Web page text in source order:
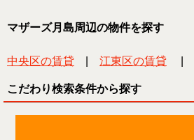
マザーズ月島周辺の物件を探す
中央区の賃貸 江東区の賃貸
こだわり検索条件から探す